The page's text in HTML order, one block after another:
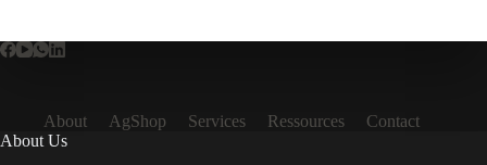
About AgShop Services Ressources
Contact
About Us